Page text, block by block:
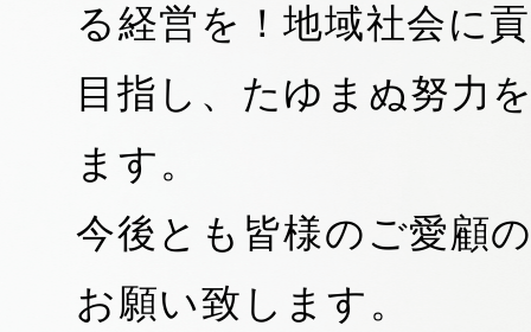
る経営を！地域社会に
目指し、たゆまぬ努力
ます。
今後とも皆様のご愛顧
お願い致します。